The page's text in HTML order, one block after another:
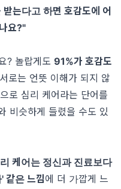
는다고 하면 호감도에 어
요?"
? 놀랍게도 91%가 호감도
로는 언뜻 이해가 되지 않
로 심리 케어라는 단어를
비슷하게 들렸을 수도 있
케어는 정신과 진료보다
같은 느낌에 더 가깝게 느